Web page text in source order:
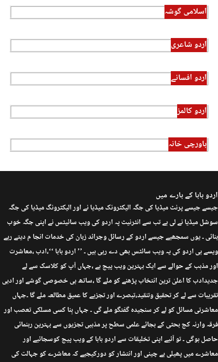
اسلامی گوشہ
اردو شاعری
اردو افسانے
اردو کالمز
باورچی خانہ
اردو بابا کے بارے میں
جیسے جیسے پرنٹ میڈیا کی جگہ الیکٹرونک میڈیا نے اور الیکٹرونگ میڈیا کی جگہ
سوشل میڈیا نے لی ہے تب سے انٹرنیٹ پہ اردو کی ویب سائیٹس نے اپنی جگہ خوب
بنائی ۔ یوں سمجھیے جیسے اردو کے رسائل وجرائد زبان کی خدمات انجا م دیتے رہے
ویسے ہی اردو کی یہ ویب سائٹس بھی دے رہی ہیں ۔ ’’ اردو بابا ‘‘،ادب ،معاشرت
اور مذہب کے حوالے سے ایک بہترین ویب پیج ہے ،جہاں آپ کو کلاسک سے لے
جدیدادب کا اعلیٰ ترین انتخاب پڑھنے کو ملے گا ،ساتھ ہی خصوصی گوشے اور ادبی
تقریبات سے لے کر تحقیق وتنقید،تبصرے اور تجزیے کا عمیق مطالعہ ملے گا ۔جہاں
معاشرتی مسائل کو لے کر سنجیدہ گفتگو ملے گی ۔ جہاں بِنا کسی مسلکی تعصب اور
فرقہ وارنہ کج بحثی کے بجائے علمی سطح پر مذہبی تجزیوں سے بہترین رہنمائی
حاصل ہوگی ۔ تو آئیے اپنی تخلیقات سے اردو بابا کے ویب پیج کوسجائیے اور
معاشرے میں پھیلی بے چینی اور انتشار کو دورکیجیے کہ معاشرے کو جہالت کی